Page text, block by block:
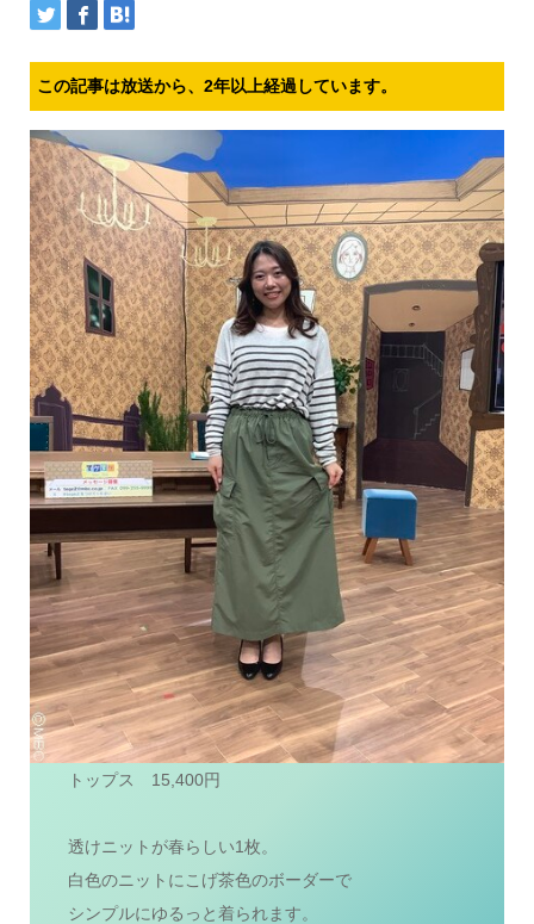
この記事は放送から、2年以上経過しています。
トップス 15,400円
透けニットが春らしい1枚。
白色のニットにこげ茶色のボーダーで
シンプルにゆるっと着られます。